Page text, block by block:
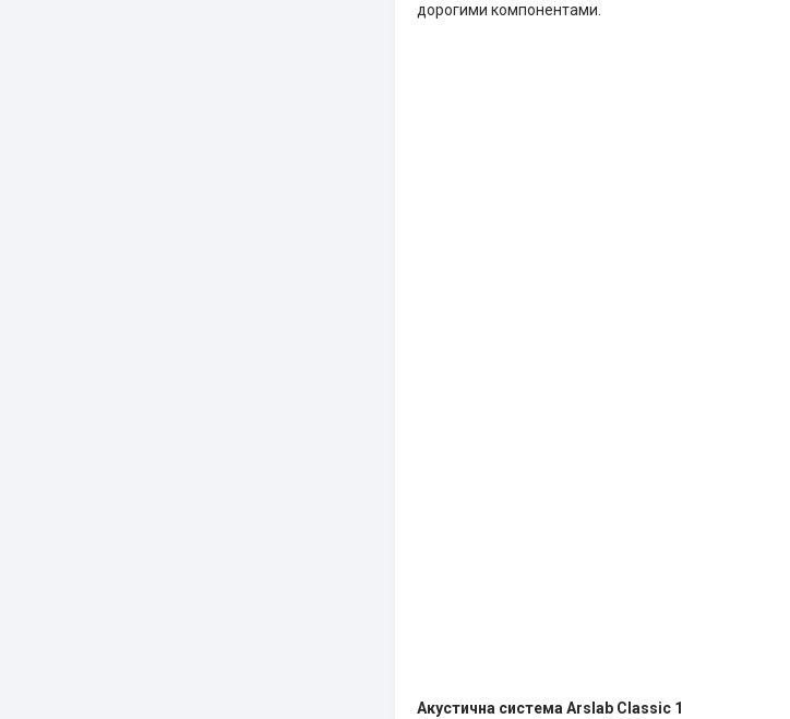
дорогими компонентами.
Акустична система Arslab Classic 1